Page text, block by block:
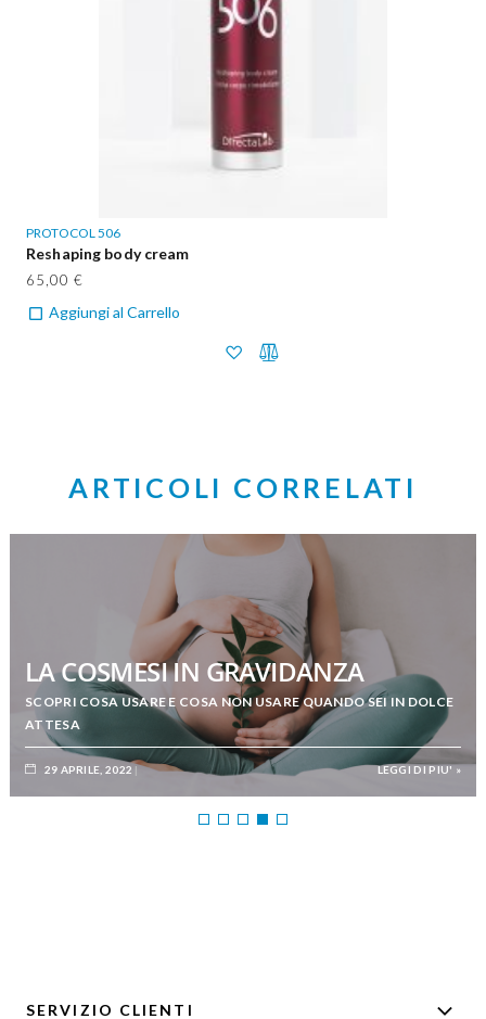
PROTOCOL 506
Reshaping body cream
65,00 €
Aggiungi al Carrello
ARTICOLI CORRELATI
LA COSMESI IN GRAVIDANZA
SCOPRI COSA USARE E COSA NON USARE QUANDO SEI IN DOLCE
ATTESA
29 APRILE, 2022 LEGGI DI PIU' »
SERVIZIO CLIENTI